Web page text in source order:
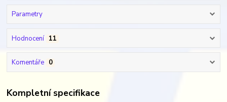
Parametry
Hodnocení 11
Komentáře 0
Kompletní specifikace